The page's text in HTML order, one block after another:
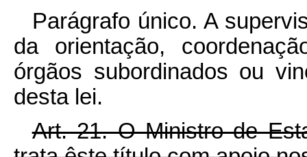
Parágrafo único. A
da orientação,
órgãos subordinados ou
desta lei.
Art. 21. O Ministro de